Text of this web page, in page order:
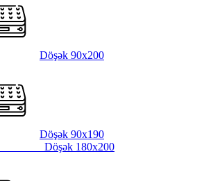
Döşək 90x200
Döşək 90x190
Döşək 180x200